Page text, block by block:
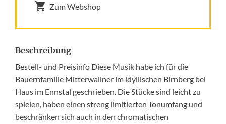
Zum Webshop
Beschreibung
Bestell- und Preisinfo Diese Musik habe ich für die
Bauernfamilie Mitterwallner im idyllischen Birnberg bei
Haus im Ennstal geschrieben. Die Stücke sind leicht zu
spielen, haben einen streng limitierten Tonumfang und
beschränken sich auch in den chromatischen